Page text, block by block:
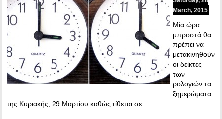
March, 2015
Μία ώρα
μπροστά θα
πρέπει να
μετακινηθούν
οι δείκτες
των
ρολογιών τα
ξημερώματα
της Κυριακής, 29 Μαρτίου καθώς τίθεται σε…